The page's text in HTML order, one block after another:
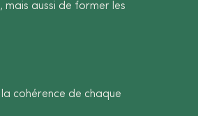
mais aussi de former les
cohérence de chaque